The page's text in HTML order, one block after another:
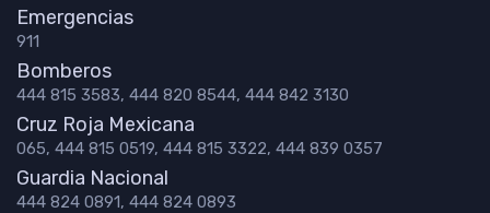
Emergencias
911
Bomberos
444 815 3583, 444 820 8544, 444 842 3130
Cruz Roja Mexicana
065, 444 815 0519, 444 815 3322, 444 839 0357
Guardia Nacional
444 824 0891, 444 824 0893